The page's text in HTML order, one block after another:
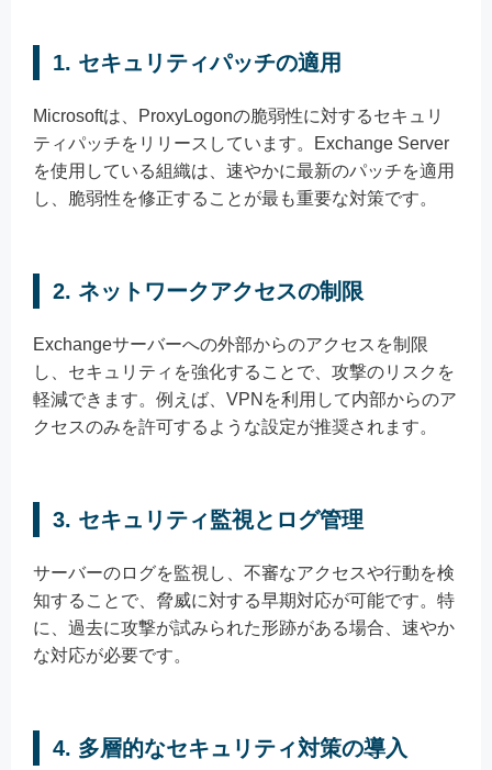
1. セキュリティパッチの適用
Microsoftは、ProxyLogonの脆弱性に対するセキュリ
ティパッチをリリースしています。Exchange Server
を使用している組織は、速やかに最新のパッチを適用
し、脆弱性を修正することが最も重要な対策です。
2. ネットワークアクセスの制限
Exchangeサーバーへの外部からのアクセスを制限
し、セキュリティを強化することで、攻撃のリスクを
軽減できます。例えば、VPNを利用して内部からのア
クセスのみを許可するような設定が推奨されます。
3. セキュリティ監視とログ管理
サーバーのログを監視し、不審なアクセスや行動を検
知することで、脅威に対する早期対応が可能です。特
に、過去に攻撃が試みられた形跡がある場合、速やか
な対応が必要です。
4. 多層的なセキュリティ対策の導入